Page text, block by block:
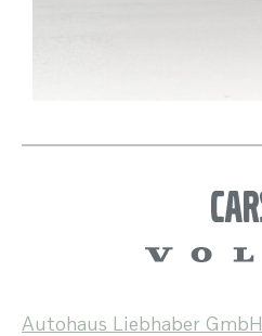
Autohaus Liebhaber GmbH